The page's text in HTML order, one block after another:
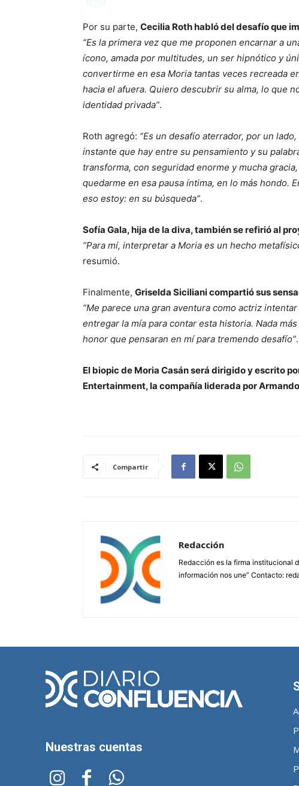
Por su parte, Cecilia Roth habló del desafío que
“Es la primera vez que me proponen encarnar a
ícono, amada por multitudes, un ser hipnótico y
convertirme en esa Moria tantas veces recreada
hacia el afuera. Quiero descubrir su alma, lo que
identidad privada”.
Roth agregó: “Es un desafío aterrador, por un
instante que hay entre su pensamiento y su
transforma, con seguridad enorme y mucha
quedarme en esa pausa íntima, en lo más hondo.
eso estoy: en su búsqueda”.
Sofía Gala, hija de la diva, también se refirió al
“Para mí, interpretar a Moria es un hecho
resumió.
Finalmente, Griselda Siciliani compartió sus
“Me parece una gran aventura como actriz
entregar la mía para contar esta historia. Nada
honor que pensaran en mí para tremendo desafío”.
El biopic de Moria Casán será dirigido y escrito
Entertainment, la compañía liderada por
Compartir
Redacción
Redacción es la firma institucional
información nos une” Contacto:
Nuestras cuentas